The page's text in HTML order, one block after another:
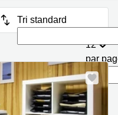
12
par
Tri standard